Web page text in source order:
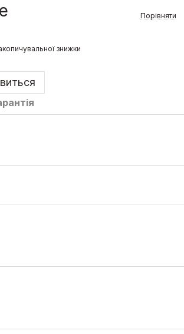
Порівняти
знижки